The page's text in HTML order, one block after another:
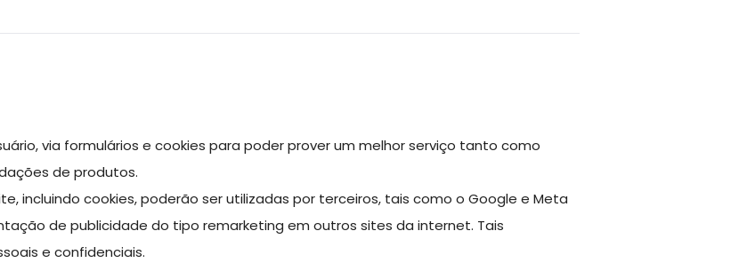
via formulários e cookies para poder prover um melhor serviço tanto como
de produtos.
incluindo cookies, poderão ser utilizadas por terceiros, tais como o Google e Meta
de publicidade do tipo remarketing em outros sites da internet. Tais
e confidenciais.